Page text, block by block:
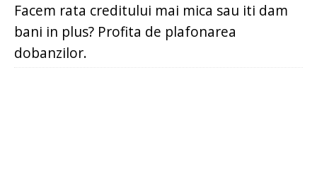
Facem rata creditului mai mica sau iti dam
bani in plus? Profita de plafonarea
dobanzilor.